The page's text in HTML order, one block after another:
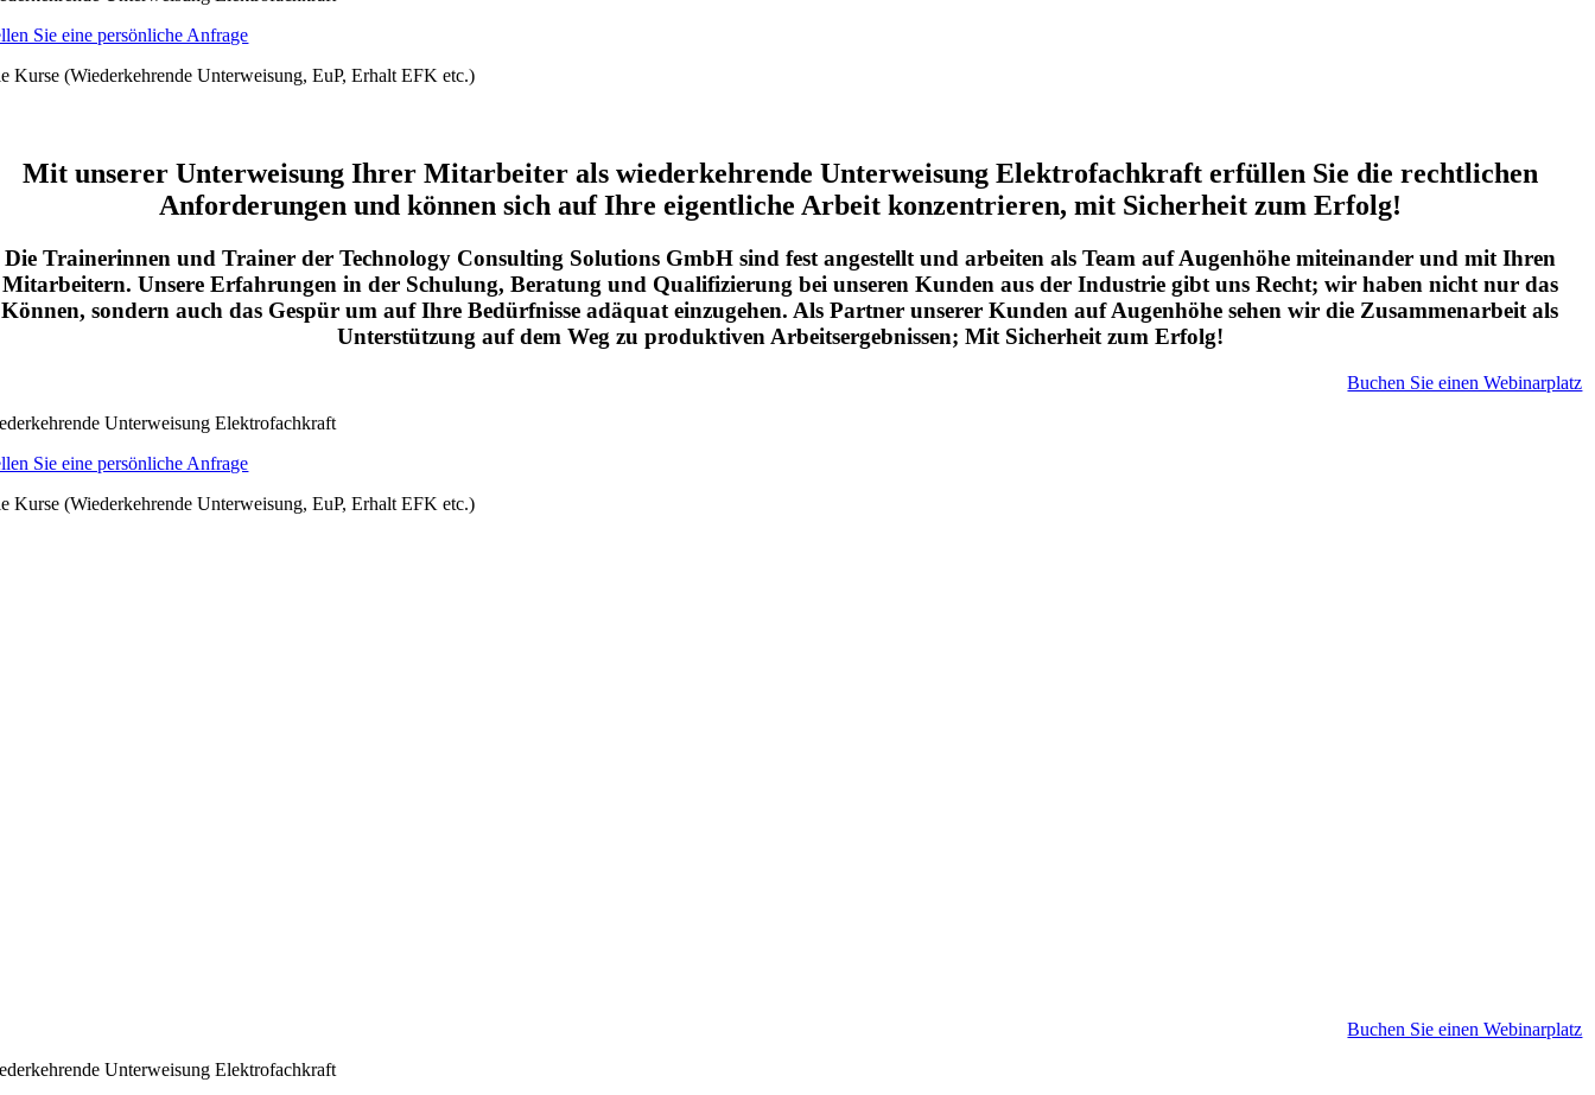
Sie eine persönliche Anfrage
Kurse (Wiederkehrende Unterweisung, EuP, Erhalt EFK etc.)
Mit unserer Unterweisung Ihrer Mitarbeiter als wiederkehrende Unterweisung Elektrofachkraft erfüllen Sie die rechtlichen
Anforderungen und können sich auf Ihre eigentliche Arbeit konzentrieren, mit Sicherheit zum Erfolg!
Die Trainerinnen und Trainer der Technology Consulting Solutions GmbH sind fest angestellt und arbeiten als Team auf Augenhöhe miteinander und mit Ihren
Mitarbeitern. Unsere Erfahrungen in der Schulung, Beratung und Qualifizierung bei unseren Kunden aus der Industrie gibt uns Recht; wir haben nicht nur das
Können, sondern auch das Gespür um auf Ihre Bedürfnisse adäquat einzugehen. Als Partner unserer Kunden auf Augenhöhe sehen wir die Zusammenarbeit als
Unterstützung auf dem Weg zu produktiven Arbeitsergebnissen; Mit Sicherheit zum Erfolg!
Buchen Sie einen Webinarplatz
Unterweisung Elektrofachkraft
Sie eine persönliche Anfrage
Kurse (Wiederkehrende Unterweisung, EuP, Erhalt EFK etc.)
Buchen Sie einen Webinarplatz
Unterweisung Elektrofachkraft